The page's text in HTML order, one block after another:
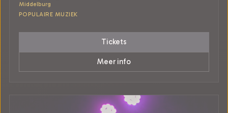
Middelburg
POPULAIRE MUZIEK
Tickets
Meer info